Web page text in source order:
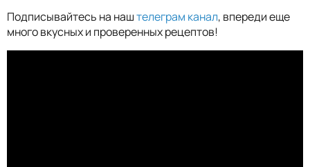
Подписывайтесь на наштелеграм канал, впереди еще
много вкусных и проверенных рецептов!